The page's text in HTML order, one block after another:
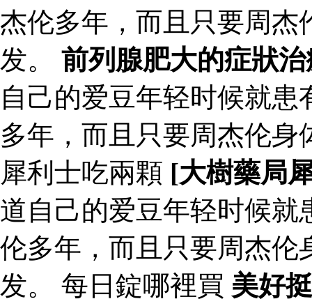
杰伦多年，而且只要周杰
发。 前列腺肥大的症狀治
自己的爱豆年轻时候就
多年，而且只要周杰伦
犀利士吃兩顆 [大樹藥局
道自己的爱豆年轻时候就
伦多年，而且只要周杰伦
发。 每日錠哪裡買 美好挺